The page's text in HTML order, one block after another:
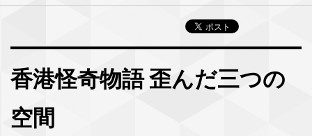
香港怪奇物語 歪んだ三つの
空間